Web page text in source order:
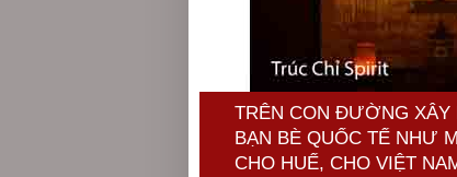
TRÊN CON ĐƯỜNG XÂY
BẠN BÈ QUỐC TẾ NHƯ
CHO HUẾ, CHO VIỆT